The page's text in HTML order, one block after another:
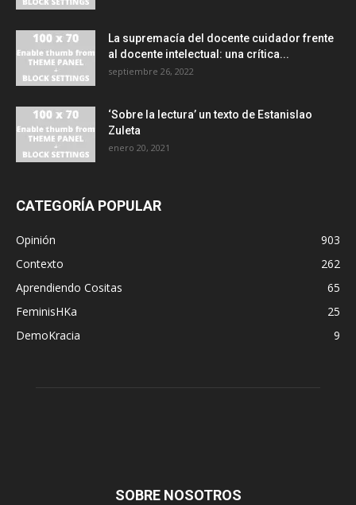
La supremacía del docente cuidador frente
al docente intelectual: una crítica...
septiembre 26, 2022
‘Sobre la lectura’ un texto de Estanislao
Zuleta
enero 20, 2021
CATEGORÍA POPULAR
Opinión
903
Contexto
262
Aprendiendo Cositas
65
FeminisHKa
25
DemoKracia
9
SOBRE NOSOTROS